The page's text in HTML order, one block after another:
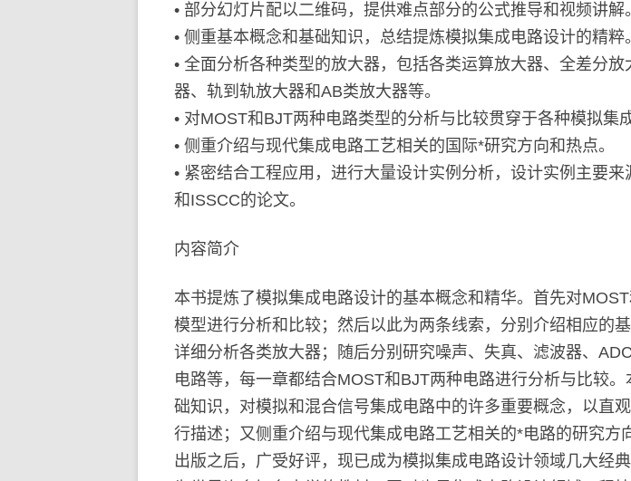
• 部分幻灯片配以二维码，提供难点部分的公式推导和视频讲解。
• 侧重基本概念和基础知识，总结提炼模拟集成电路设计的精粹。
• 全面分析各种类型的放大器，包括各类运算放大器、全差分放
器、轨到轨放大器和AB类放大器等。
• 对MOST和BJT两种电路类型的分析与比较贯穿于各种模拟集
• 侧重介绍与现代集成电路工艺相关的国际*研究方向和热点。
• 紧密结合工程应用，进行大量设计实例分析，设计实例主要来
和ISSCC的论文。
内容简介
本书提炼了模拟集成电路设计的基本概念和精华。首先对
模型进行分析和比较；然后以此为两条线索，分别介绍相应的基
详细分析各类放大器；随后分别研究噪声、失真、滤波器、
电路等，每一章都结合MOST和BJT两种电路进行分析与比较
础知识，对模拟和混合信号集成电路中的许多重要概念，以直
行描述；又侧重介绍与现代集成电路工艺相关的*电路的研究方
出版之后，广受好评，现已成为模拟集成电路设计领域几大经